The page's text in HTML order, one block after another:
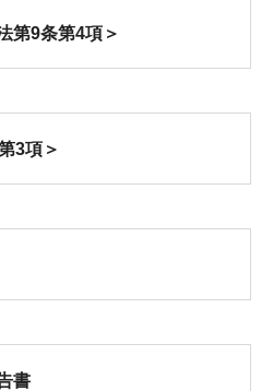
第9条第4項＞
3項＞
書